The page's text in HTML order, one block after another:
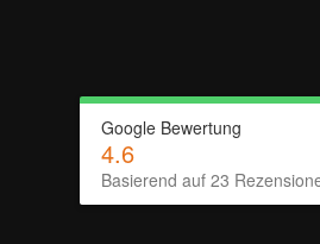
Google Bewertung
4.6
Basierend auf23